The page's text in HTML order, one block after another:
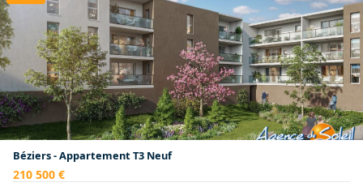
Béziers - Appartement T3 Neuf
210 500 €